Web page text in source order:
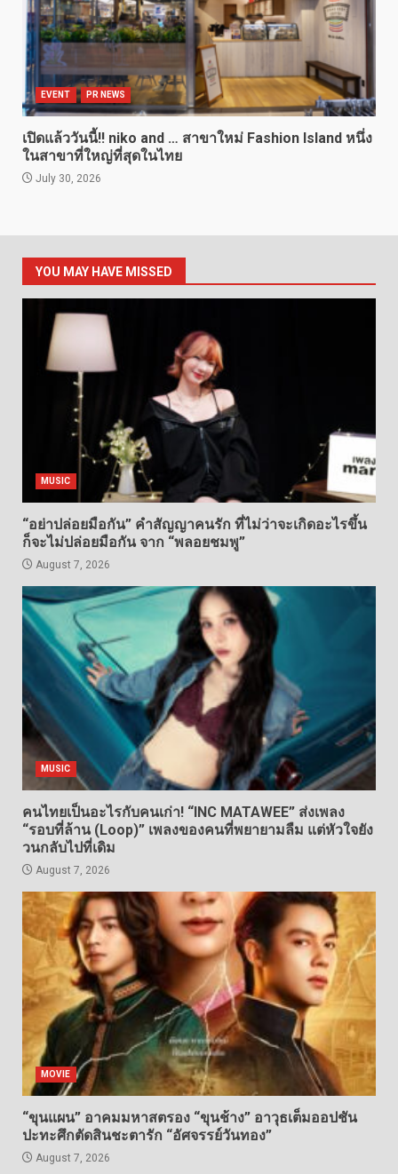
EVENT PR NEWS
เปิดแล้ววันนี้!! niko and … สาขาใหม่ Fashion Island หนึ่ง
ในสาขาที่ใหญ่ที่สุดในไทย
July 30, 2026
YOU MAY HAVE MISSED
MUSIC
“อย่าปล่อยมือกัน” คำสัญญาคนรัก ที่ไม่ว่าจะเกิดอะไรขึ้น
ก็จะไม่ปล่อยมือกัน จาก “พลอยชมพู”
August 7, 2026
MUSIC
คนไทยเป็นอะไรกับคนเก่า! “INC MATAWEE” ส่งเพลง
“รอบที่ล้าน (Loop)” เพลงของคนที่พยายามลืม แต่หัวใจยัง
วนกลับไปที่เดิม
August 7, 2026
MOVIE
“ขุนแผน” อาคมมหาสตรอง “ขุนช้าง” อาวุธเต็มออปชัน
ปะทะศึกตัดสินชะตารัก “อัศจรรย์วันทอง”
August 7, 2026